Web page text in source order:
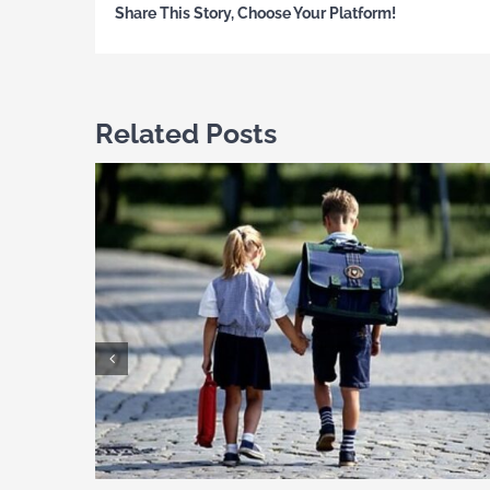
Share This Story, Choose Your Platform!
Related Posts